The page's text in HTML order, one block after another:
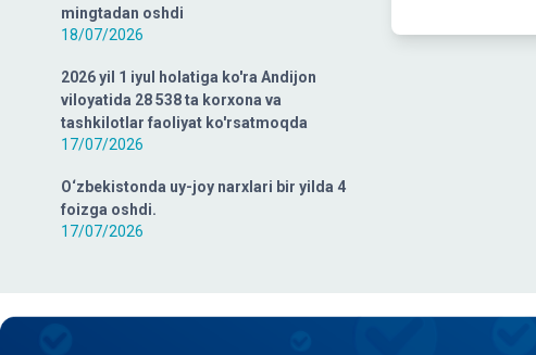
mingtadan oshdi
18/07/2026
2026 yil 1 iyul holatiga ko'ra Andijon
viloyatida 28 538 ta korxona va
tashkilotlar faoliyat ko'rsatmoqda
17/07/2026
O‘zbekistonda uy-joy narxlari bir yilda 4
foizga oshdi.
17/07/2026